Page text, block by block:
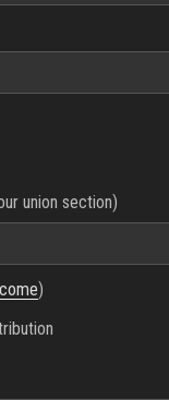
union section)
)